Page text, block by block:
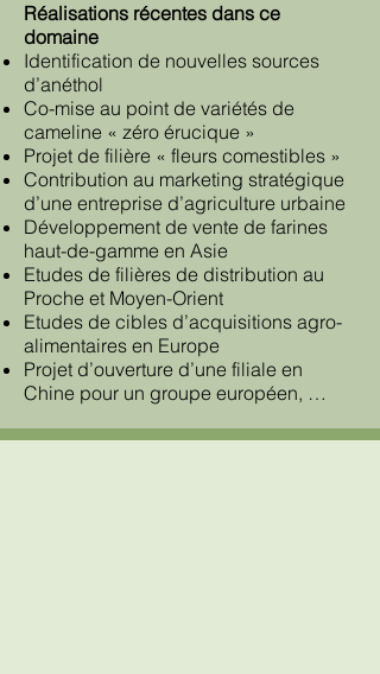
Réalisations récentes dans ce
domaine
Identification de nouvelles sources
d’anéthol
Co-mise au point de variétés de
cameline « zéro érucique »
Projet de filière « fleurs comestibles »
Contribution au marketing stratégique
d’une entreprise d’agriculture urbaine
Développement de vente de farines
haut-de-gamme en Asie
Etudes de filières de distribution au
Proche et Moyen-Orient
Etudes de cibles d’acquisitions agro-
alimentaires en Europe
Projet d’ouverture d’une filiale en
Chine pour un groupe européen, …